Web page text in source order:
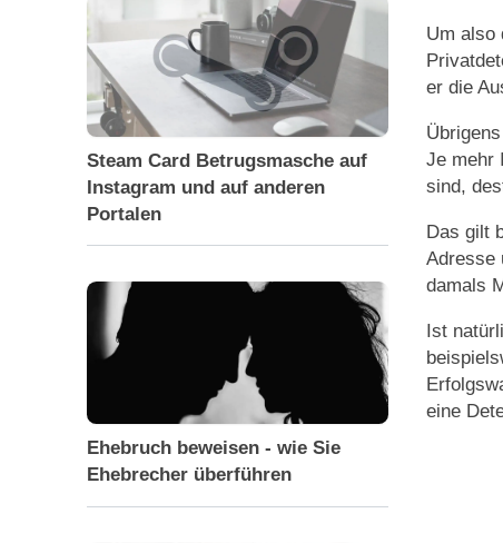
Steam Card Betrugsmasche auf
Instagram und auf anderen
Portalen
Ehebruch beweisen - wie Sie
Ehebrecher überführen
Um also
er die
Je mehr
sind,
Das gilt
Adresse
damals
Ist
eine